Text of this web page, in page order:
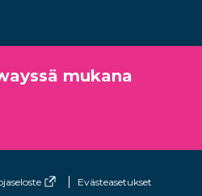
mukana
Evästeasetukset